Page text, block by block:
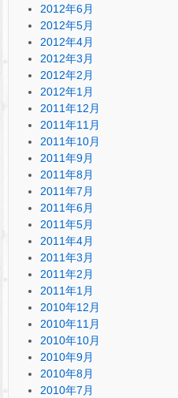
2012年6月
2012年5月
2012年4月
2012年3月
2012年2月
2012年1月
2011年12月
2011年11月
2011年10月
2011年9月
2011年8月
2011年7月
2011年6月
2011年5月
2011年4月
2011年3月
2011年2月
2011年1月
2010年12月
2010年11月
2010年10月
2010年9月
2010年8月
2010年7月